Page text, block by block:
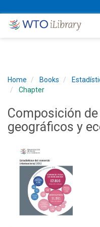
Home Books
Chapter
Composición
geográficos y